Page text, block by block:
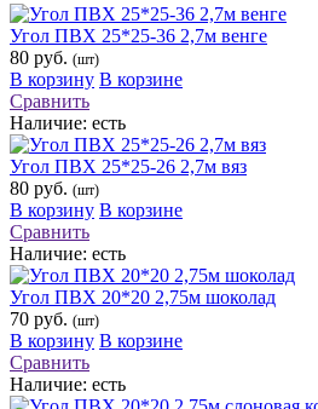
Угол ПВХ 25*25-36 2,7м венге
80 руб. (шт)
В корзину В корзине
Сравнить
Наличие: есть
Угол ПВХ 25*25-26 2,7м вяз
80 руб. (шт)
В корзину В корзине
Сравнить
Наличие: есть
Угол ПВХ 20*20 2,75м шоколад
70 руб. (шт)
В корзину В корзине
Сравнить
Наличие: есть